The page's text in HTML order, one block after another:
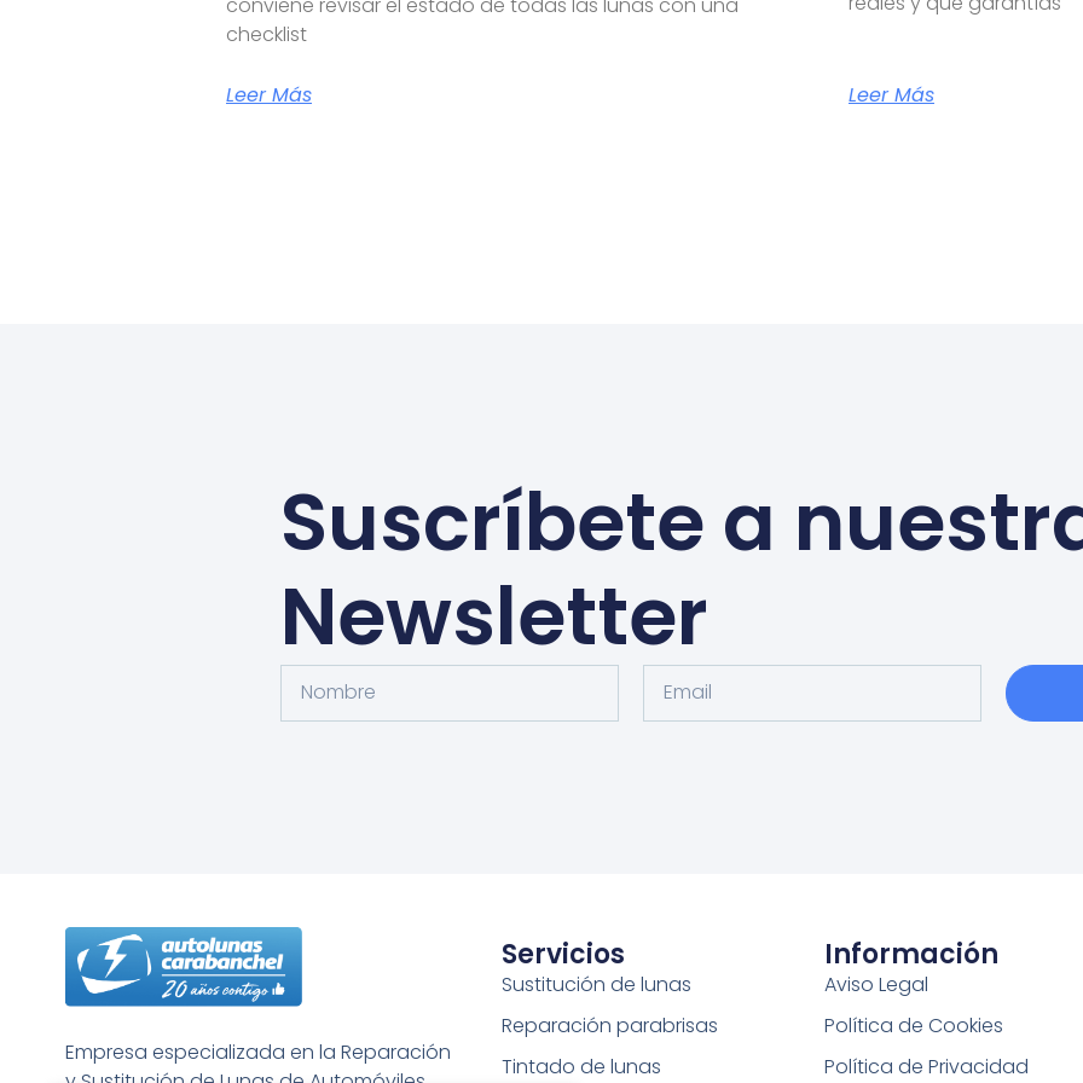
checklist
Leer Más Leer Más
Suscríbete a
Newsletter
Empresa especializada en la Reparación
Servicios
Sustitución de lunas
Reparación parabrisas
Tintado de lunas
Información
Aviso Legal
Política de Cookies
Política de Privacidad